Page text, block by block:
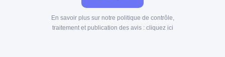
En savoir plus sur notre politique de contrôle,
traitement et publication des avis : cliquez ici